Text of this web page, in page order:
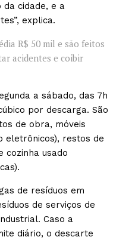
cidade, e a
explica.
R$ 50 mil e são feitos
acidentes e coibir
a sábado, das 7h
por descarga. São
de obra, móveis
eletrônicos), restos de
cozinha usado
de resíduos em
de serviços de
Caso a
diário, o descarte